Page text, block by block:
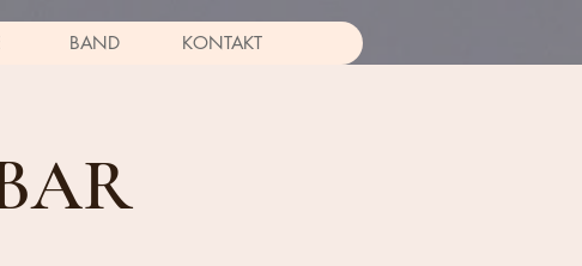
BAND KONTAKT